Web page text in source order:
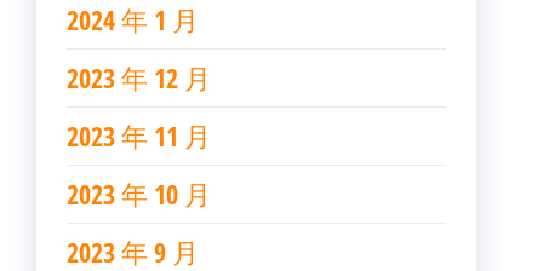
2024 年 1 月
2023 年 12 月
2023 年 11 月
2023 年 10 月
2023 年 9 月